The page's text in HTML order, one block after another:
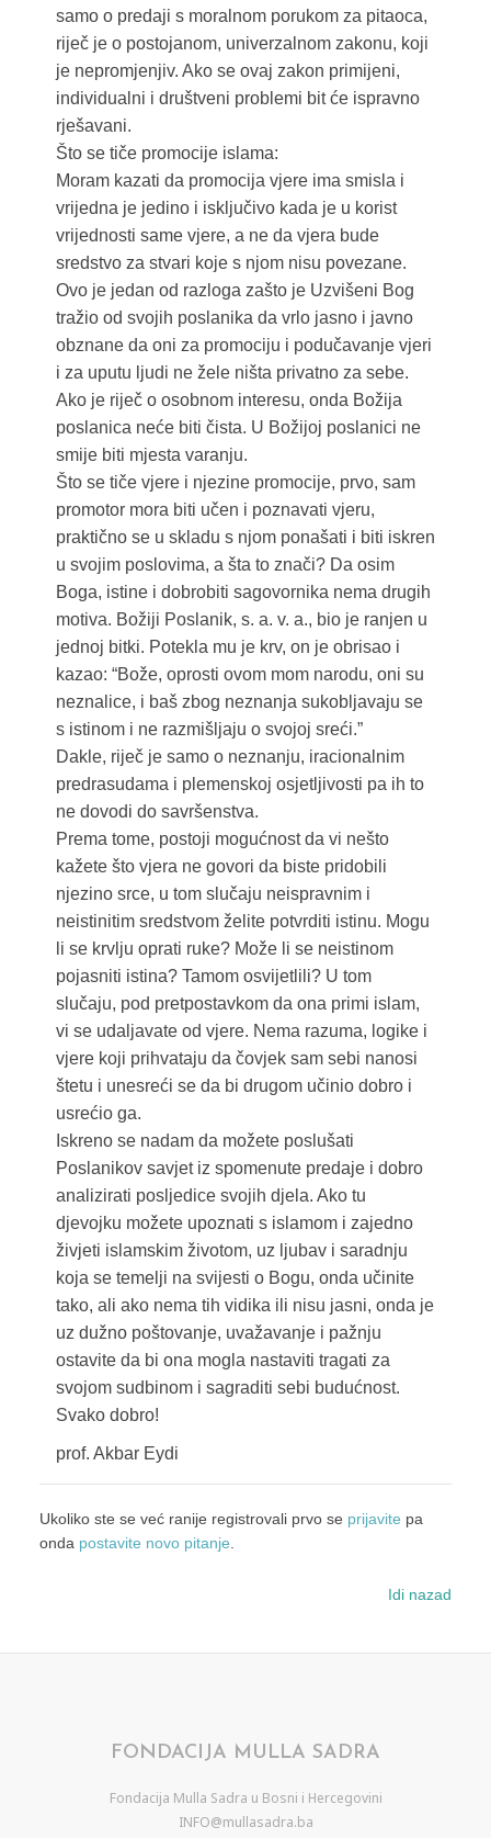
samo o predaji s moralnom porukom za pitaoca,
riječ je o postojanom, univerzalnom zakonu, koji
je nepromjenjiv. Ako se ovaj zakon primijeni,
individualni i društveni problemi bit će ispravno
rješavani.
Što se tiče promocije islama:
Moram kazati da promocija vjere ima smisla i
vrijedna je jedino i isključivo kada je u korist
vrijednosti same vjere, a ne da vjera bude
sredstvo za stvari koje s njom nisu povezane.
Ovo je jedan od razloga zašto je Uzvišeni Bog
tražio od svojih poslanika da vrlo jasno i javno
obznane da oni za promociju i podučavanje vjeri
i za uputu ljudi ne žele ništa privatno za sebe.
Ako je riječ o osobnom interesu, onda Božija
poslanica neće biti čista. U Božijoj poslanici ne
smije biti mjesta varanju.
Što se tiče vjere i njezine promocije, prvo, sam
promotor mora biti učen i poznavati vjeru,
praktično se u skladu s njom ponašati i biti iskren
u svojim poslovima, a šta to znači? Da osim
Boga, istine i dobrobiti sagovornika nema drugih
motiva. Božiji Poslanik, s. a. v. a., bio je ranjen u
jednoj bitki. Potekla mu je krv, on je obrisao i
kazao: “Bože, oprosti ovom mom narodu, oni su
neznalice, i baš zbog neznanja sukobljavaju se
s istinom i ne razmišljaju o svojoj sreći.”
Dakle, riječ je samo o neznanju, iracionalnim
predrasudama i plemenskoj osjetljivosti pa ih to
ne dovodi do savršenstva.
Prema tome, postoji mogućnost da vi nešto
kažete što vjera ne govori da biste pridobili
njezino srce, u tom slučaju neispravnim i
neistinitim sredstvom želite potvrditi istinu. Mogu
li se krvlju oprati ruke? Može li se neistinom
pojasniti istina? Tamom osvijetlili? U tom
slučaju, pod pretpostavkom da ona primi islam,
vi se udaljavate od vjere. Nema razuma, logike i
vjere koji prihvataju da čovjek sam sebi nanosi
štetu i unesreći se da bi drugom učinio dobro i
usrećio ga.
Iskreno se nadam da možete poslušati
Poslanikov savjet iz spomenute predaje i dobro
analizirati posljedice svojih djela. Ako tu
djevojku možete upoznati s islamom i zajedno
živjeti islamskim životom, uz ljubav i saradnju
koja se temelji na svijesti o Bogu, onda učinite
tako, ali ako nema tih vidika ili nisu jasni, onda je
uz dužno poštovanje, uvažavanje i pažnju
ostavite da bi ona mogla nastaviti tragati za
svojom sudbinom i sagraditi sebi budućnost.
Svako dobro!
prof. Akbar Eydi
Ukoliko ste se već ranije registrovali prvo se prijavite pa
onda postavite novo pitanje.
Idi nazad
FONDACIJA MULLA SADRA
Fondacija Mulla Sadra u Bosni i Hercegovini
INFO@mullasadra.ba